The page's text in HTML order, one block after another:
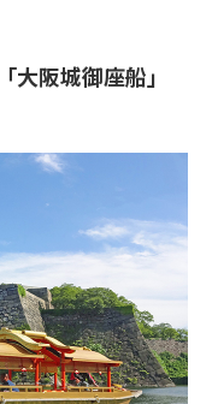
阪城御座船」